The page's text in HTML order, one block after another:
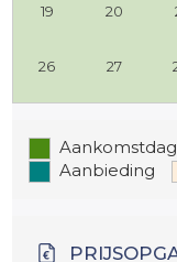
19 20
26 27
Aankomstdag
Aanbieding